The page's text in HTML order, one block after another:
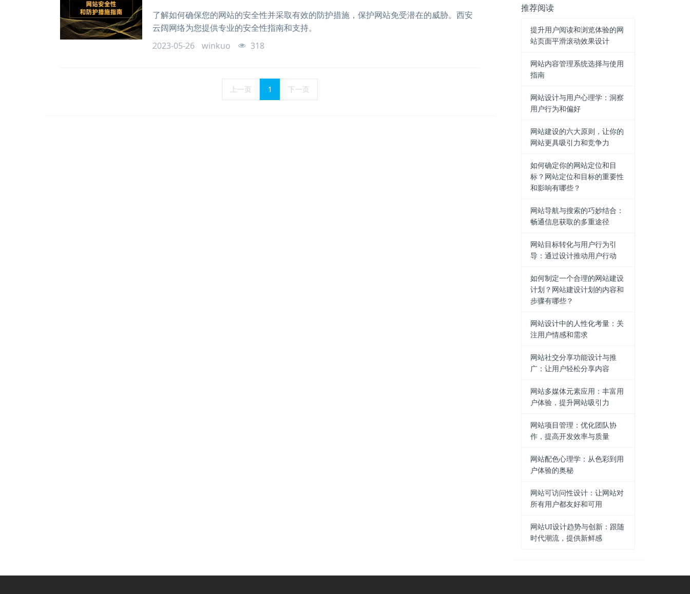
了解如何确保您的网站的安全性并采取有效的防护措施，保护网站免受潜在的威胁。西安
云阔网络为您提供专业的安全性指南和支持。
2023-05-26
winkuo 318
上一页 1 下一页
推荐阅读
提升用户阅读和浏览体验的网
站页面平滑滚动效果设计
网站内容管理系统选择与使用
指南
网站设计与用户心理学：洞察
用户行为和偏好
网站建设的六大原则，让你的
网站更具吸引力和竞争力
如何确定你的网站定位和目
标？网站定位和目标的重要性
和影响有哪些？
网站导航与搜索的巧妙结合：
畅通信息获取的多重途径
网站目标转化与用户行为引
导：通过设计推动用户行动
如何制定一个合理的网站建设
计划？网站建设计划的内容和
步骤有哪些？
网站设计中的人性化考量：关
注用户情感和需求
网站社交分享功能设计与推
广：让用户轻松分享内容
网站多媒体元素应用：丰富用
户体验，提升网站吸引力
网站项目管理：优化团队协
作，提高开发效率与质量
网站配色心理学：从色彩到用
户体验的奥秘
网站可访问性设计：让网站对
所有用户都友好和可用
网站UI设计趋势与创新：跟随
时代潮流，提供新鲜感